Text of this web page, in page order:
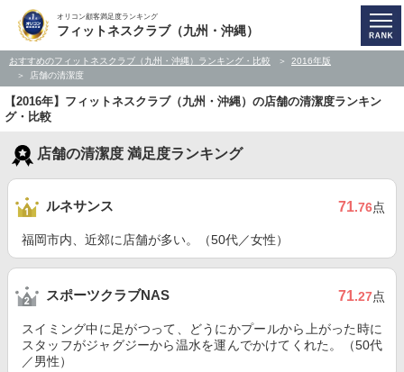
オリコン顧客満足度ランキング
フィットネスクラブ（九州・沖縄）
おすすめのフィットネスクラブ（九州・沖縄）ランキング・比較
2016年版
店舗の清潔度
【2016年】フィットネスクラブ（九州・沖縄）の店舗の清潔度ランキン
グ・比較
店舗の清潔度 満足度ランキング
ルネサンス 71.76点
福岡市内、近郊に店舗が多い。（50代／女性）
スポーツクラブNAS 71.27点
スイミング中に足がつって、どうにかプールから上がった時に
スタッフがジャグジーから温水を運んでかけてくれた。（50代
／男性）